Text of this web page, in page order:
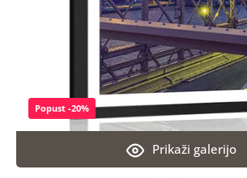
Prikaži galerijo
Popust -20%